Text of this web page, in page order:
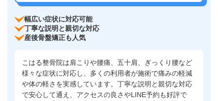
幅広い症状に対応可能
丁寧な説明と親切な対応
産後骨盤矯正も人気
こはる整骨院は肩こりや腰痛、五十肩、ぎっくり腰など
様々な症状に対応し、多くの利用者が施術で痛みの軽減
や体の軽さを実感しています。丁寧な説明と親切な対応
で安心して通え、アクセスの良さやLINE予約も好評で